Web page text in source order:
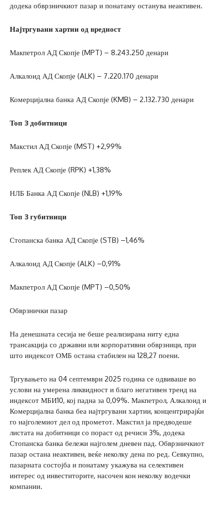
додека обврзничкиот пазар и понатаму останува неактивен.
Најтргувани хартии од вредност
Макпетрол АД Скопје (MPT) – 8.243.250 денари
Алкалоид АД Скопје (ALK) – 7.220.170 денари
Комерцијална банка АД Скопје (KMB) – 2.132.730 денари
Топ 3 добитници
Макстил АД Скопје (MST) +2,99%
Реплек АД Скопје (RPK) +1,38%
НЛБ Банка АД Скопје (NLB) +1,19%
Топ 3 губитници
Стопанска банка АД Скопје (STB) –1,46%
Алкалоид АД Скопје (ALK) –0,91%
Макпетрол АД Скопје (MPT) –0,50%
Обврзнички пазар
На денешната сесија не беше реализирана ниту една
трансакција со државни или корпоративни обврзници, при
што индексот ОМБ остана стабилен на 128,27 поени.
Тргувањето на 04 септември 2025 година се одвиваше во
услови на умерена ликвидност и благо негативен тренд на
индексот МБИ10, кој падна за 0,09%. Макпетрол, Алкалоид и
Комерцијална банка беа најтргувани хартии, концентрирајќи
го најголемиот дел од прометот. Макстил ја предводеше
листата на добитници со пораст од речиси 3%, додека
Стопанска банка бележи најголем дневен пад. Обврзничкиот
пазар остана неактивен, веќе неколку дена по ред. Севкупно,
пазарната состојба и понатаму укажува на селективен
интерес од инвеститорите, насочен кон неколку водечки
компании.